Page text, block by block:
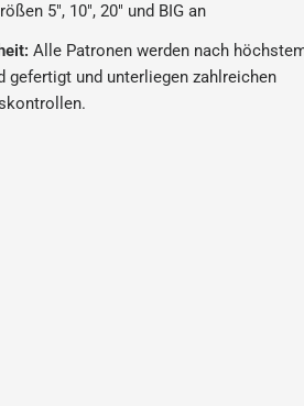
5", 10", 20" und BIG an
Alle Patronen werden nach
gefertigt und unterliegen zahlreichen